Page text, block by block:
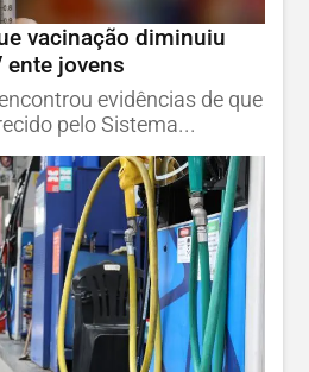
vacinação diminuiu
ente jovens
evidências de que
pelo Sistema...